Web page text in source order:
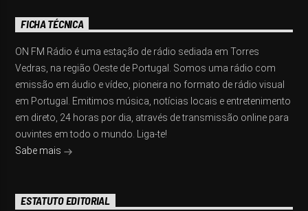
FICHA TÉCNICA
ON FM Rádio é uma estação de rádio sediada em Torres
Vedras, na região Oeste de Portugal. Somos uma rádio com
emissão em áudio e vídeo, pioneira no formato de rádio visual
em Portugal. Emitimos música, notícias locais e entretenimento
em direto, 24 horas por dia, através de transmissão online para
ouvintes em todo o mundo. Liga-te!
Sabe mais
ESTATUTO EDITORIAL